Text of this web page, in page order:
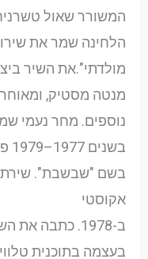
המשורר שאול
הלחינה שמר את
מולדתי".את השיר
מנטה מסטיק, ומאוחר
נוספים. מחר נעמי
בשם "שבשבת". שירת
אקוסטי
ב-1978. כתבה
בעצמה בתוכנית